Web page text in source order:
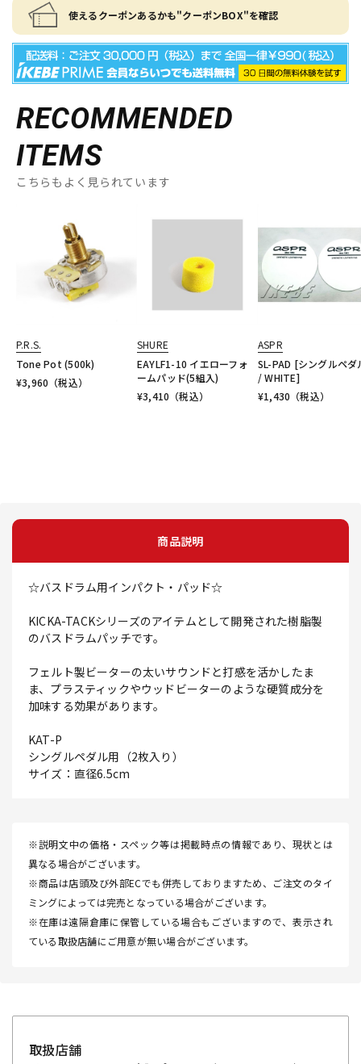
使えるクーポンあるかも"クーポンBOX"を確認
RECOMMENDED
ITEMS
こちらもよく見られています
P.R.S.
Tone Pot (500k)
¥3,960 （税込）
SHURE
EAYLF1-10 イエローフォ
ームパッド(5組入)
¥3,410 （税込）
ASPR
SL-PAD [シングルペダ
/ WHITE]
¥1,430 （税込）
商品説明
☆バスドラム用インパクト・パッド☆
KICKA-TACKシリーズのアイテムとして開発された樹脂製
のバスドラムパッチです。
フェルト製ビーターの太いサウンドと打感を活かしたま
ま、プラスティックやウッドビーターのような硬質成分を
加味する効果があります。
KAT-P
シングルペダル用（2枚入り）
サイズ：直径6.5cm
※説明文中の価格・スペック等は掲載時点の情報であり、現状とは
異なる場合がございます。
※商品は店頭及び外部ECでも併売しておりますため、ご注文のタイ
ミングによっては完売となっている場合がございます。
※在庫は遠隔倉庫に保管している場合もございますので、表示され
ている取扱店舗にご用意が無い場合がございます。
取扱店舗